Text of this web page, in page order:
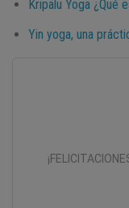
Kripalu Yoga ¿Qué
Yin yoga, una